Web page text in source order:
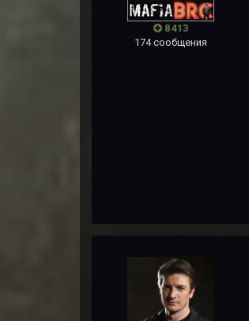
8 413
174 сообщения